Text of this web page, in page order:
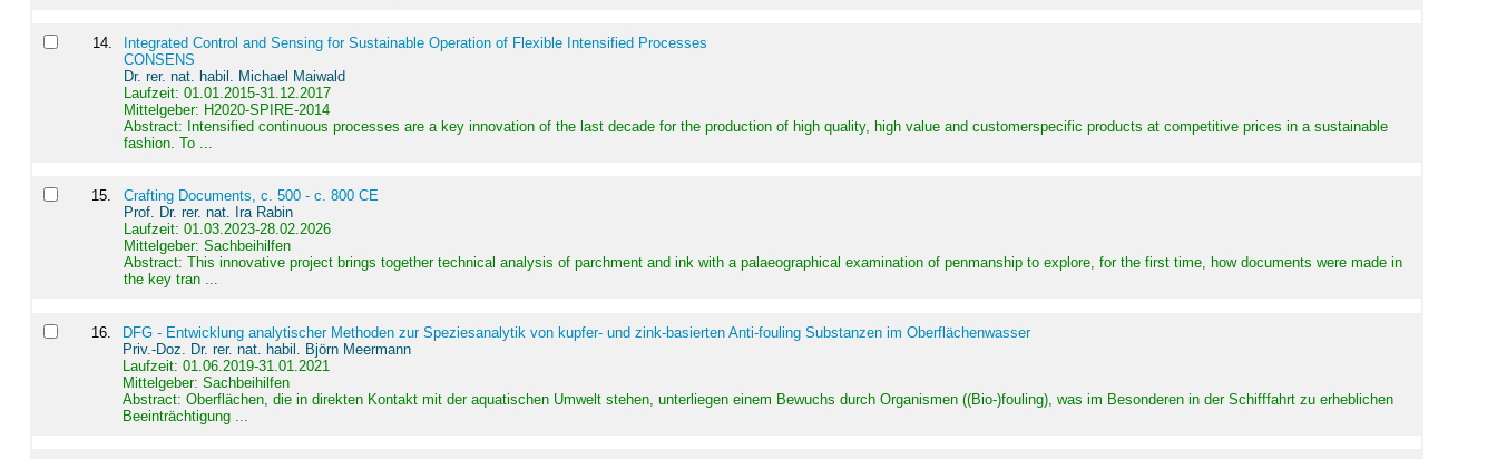
14.
Integrated Control and Sensing for Sustainable Operation of Flexible Intensified Processes
CONSENS
Dr. rer. nat. habil. Michael Maiwald
Laufzeit: 01.01.2015-31.12.2017
Mittelgeber: H2020-SPIRE-2014
Abstract: Intensified continuous processes are a key innovation of the last decade for the production of high quality, high value and customerspecific products at competitive prices in a sustainable
fashion. To ...
15.
Crafting Documents, c. 500 - c. 800 CE
Prof. Dr. rer. nat. Ira Rabin
Laufzeit: 01.03.2023-28.02.2026
Mittelgeber: Sachbeihilfen
Abstract: This innovative project brings together technical analysis of parchment and ink with a palaeographical examination of penmanship to explore, for the first time, how documents were made in
the key tran ...
16
DFG - Entwicklung analytischer Methoden zur Speziesanalytik von kupfer- und zink-basierten Anti-fouling Substanzen im Oberflächenwasser
Priv.-Doz. Dr. rer. nat. habil. Björn Meermann
Laufzeit: 01.06.2019-31.01.2021
Mittelgeber: Sachbeihilfen
Abstract:Oberflächen, die in direkten Kontakt mit der aquatischen Umwelt stehen, unterliegen einem Bewuchs durch Organismen ((Bio-)fouling), was im Besonderen in der Schifffahrt zu erheblichen
Beeinträchtigung ...